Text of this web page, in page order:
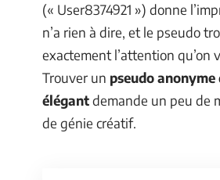
(« User8374921 ») donne
n’a rien à dire, et le pseudo
exactement l’attention qu’on
Trouver un pseudo anonyme
élégantdemande un peu de
de génie créatif.